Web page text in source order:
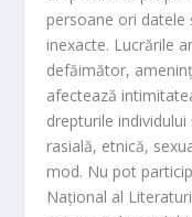
persoane ori datele
inexacte. Lucrările
defăimător,
afectează
drepturile
rasială, etnică,
mod. Nu pot
Național al